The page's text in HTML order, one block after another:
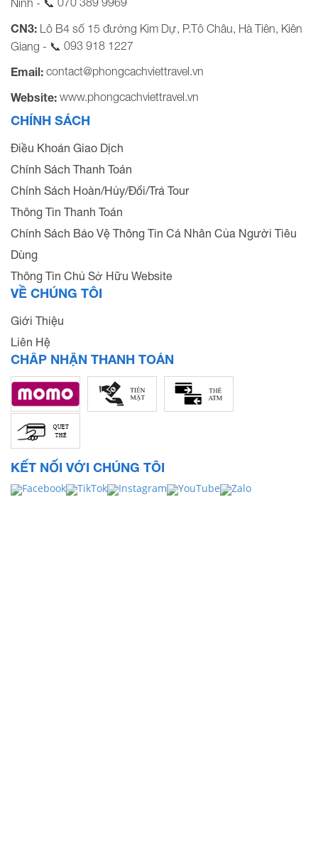
Ninh - 📞
CN3: Lô B4 số 15 đường Kim Dự, P.Tô Châu, Hà Tiên, Kiên
Giang - 📞 093 918 1227
Email: contact@phongcachviettravel.vn
Website: www.phongcachviettravel.vn
CHÍNH SÁCH
Điều Khoản Giao Dịch
Chính Sách Thanh Toán
Chính Sách Hoàn/Hủy/Đổi/Trả Tour
Thông Tin Thanh Toán
Chính Sách Bảo Vệ Thông Tin Cá Nhân Của Người Tiêu
Dùng
Thông Tin Chủ Sở Hữu Website
VỀ CHÚNG TÔI
Giới Thiệu
Liên Hệ
CHẤP NHẬN THANH TOÁN
KẾT NỐI VỚI CHÚNG TÔI